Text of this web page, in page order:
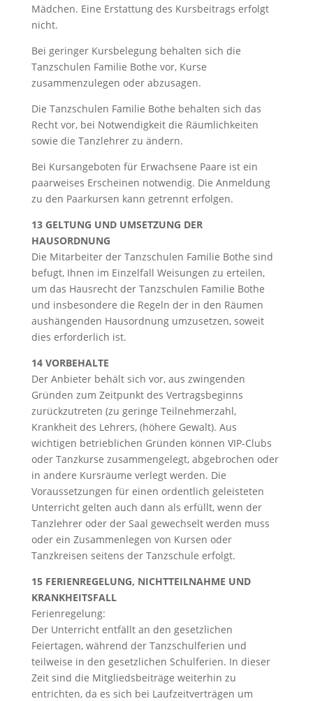
Mädchen. Eine Erstattung des Kursbeitrags erfolgt
nicht.
Bei geringer Kursbelegung behalten sich die
Tanzschulen Familie Bothe vor, Kurse
zusammenzulegen oder abzusagen.
Die Tanzschulen Familie Bothe behalten sich das
Recht vor, bei Notwendigkeit die Räumlichkeiten
sowie die Tanzlehrer zu ändern.
Bei Kursangeboten für Erwachsene Paare ist ein
paarweises Erscheinen notwendig. Die Anmeldung
zu den Paarkursen kann getrennt erfolgen.
13 GELTUNG UND UMSETZUNG DER
HAUSORDNUNG
Die Mitarbeiter der Tanzschulen Familie Bothe sind
befugt, Ihnen im Einzelfall Weisungen zu erteilen,
um das Hausrecht der Tanzschulen Familie Bothe
und insbesondere die Regeln der in den Räumen
aushängenden Hausordnung umzusetzen, soweit
dies erforderlich ist.
14 VORBEHALTE
Der Anbieter behält sich vor, aus zwingenden
Gründen zum Zeitpunkt des Vertragsbeginns
zurückzutreten (zu geringe Teilnehmerzahl,
Krankheit des Lehrers, (höhere Gewalt). Aus
wichtigen betrieblichen Gründen können VIP-Clubs
oder Tanzkurse zusammengelegt, abgebrochen oder
in andere Kursräume verlegt werden. Die
Voraussetzungen für einen ordentlich geleisteten
Unterricht gelten auch dann als erfüllt, wenn der
Tanzlehrer oder der Saal gewechselt werden muss
oder ein Zusammenlegen von Kursen oder
Tanzkreisen seitens der Tanzschule erfolgt.
15 FERIENREGELUNG, NICHTTEILNAHME UND
KRANKHEITSFALL
Ferienregelung:
Der Unterricht entfällt an den gesetzlichen
Feiertagen, während der Tanzschulferien und
teilweise in den gesetzlichen Schulferien. In dieser
Zeit sind die Mitgliedsbeiträge weiterhin zu
entrichten, da es sich bei Laufzeitverträgen um